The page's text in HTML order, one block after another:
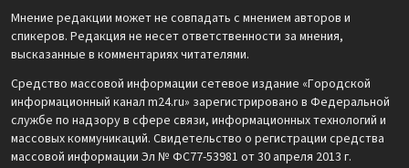
Мнение редакции может не совпадать с мнением авторов и
спикеров. Редакция не несет ответственности за мнения,
высказанные в комментариях читателями.
Средство массовой информации сетевое издание «Городской
информационный канал m24.ru» зарегистрировано в Федеральной
службе по надзору в сфере связи, информационных технологий и
массовых коммуникаций. Свидетельство о регистрации средства
массовой информации Эл № ФС77-53981 от 30 апреля 2013 г.